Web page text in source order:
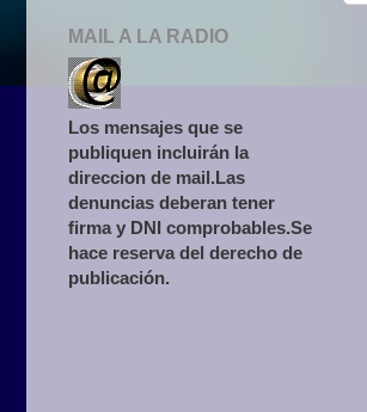
MAIL A LA RADIO
Los mensajes que se
publiquen incluirán la
direccion de mail.Las
denuncias deberan tener
firma y DNI comprobables.Se
hace reserva del derecho de
publicación.